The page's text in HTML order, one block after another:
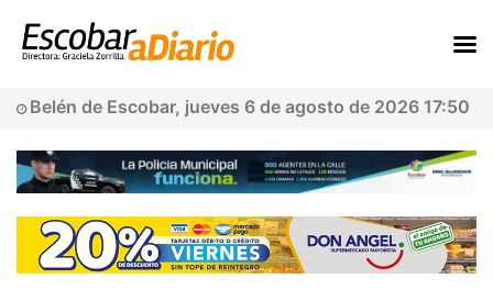
Belén de Escobar, jueves 6 de agosto de 2026 17:50